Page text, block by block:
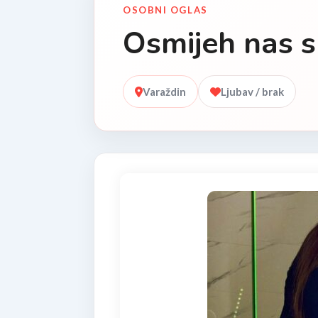
OSOBNI OGLAS
Osmijeh nas
Varaždin Ljubav / brak